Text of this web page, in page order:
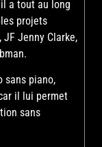
a tout au long
projets
Jenny Clarke,
sans piano,
il lui permet
sans